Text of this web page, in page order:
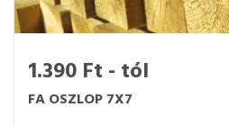
1.390 Ft - tól
FA OSZLOP 7X7